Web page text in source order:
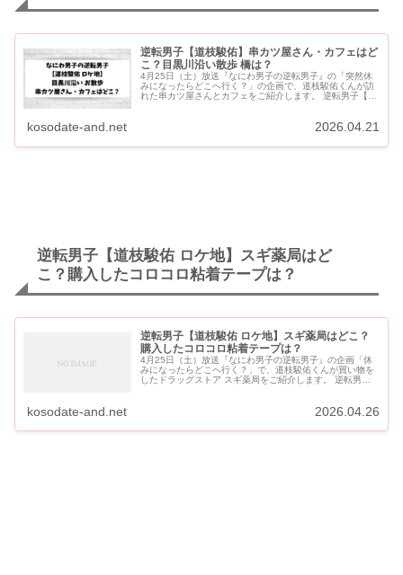
逆転男子【道枝駿佑】串カツ屋さん・カフェはど
こ？目黒川沿い散歩 橋は？
4月25日（土）放送『なにわ男子の逆転男子』の「突然休
みになったらどこへ行く？」の企画で、道枝駿佑くんが訪
れた串カツ屋さんとカフェをご紹介します。 逆転男子【道
kosodate-and.net 2026.04.21
逆転男子【道枝駿佑 ロケ地】スギ薬局はど
こ？購入したコロコロ粘着テープは？
逆転男子【道枝駿佑 ロケ地】スギ薬局はどこ？
購入したコロコロ粘着テープは？
4月25日（土）放送『なにわ男子の逆転男子』の企画「休
みになったらどこへ行く？」で、道枝駿佑くんが買い物を
したドラッグストア スギ薬局をご紹介します。 逆転男子
kosodate-and.net 2026.04.26